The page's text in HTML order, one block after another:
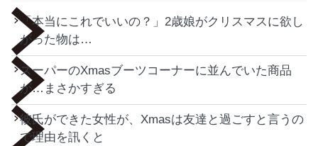
「本当にこれでいいの？」2歳娘がクリスマスに欲し
がった物は…
スーパーのXmasブーツコーナーに並んでいた商品
が…まさかすぎる
彼氏ができた女性が、Xmasは友達と過ごすと言うの
で理由を訊くと